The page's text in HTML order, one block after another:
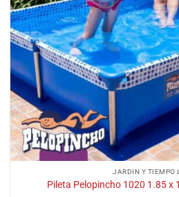
JARDIN Y TIEMPO
Pileta Pelopincho 1020 1.85 x